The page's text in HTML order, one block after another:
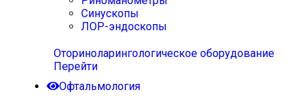
Синускопы
ЛОР-эндоскопы
Оториноларингологическое оборудование
Перейти
Офтальмология